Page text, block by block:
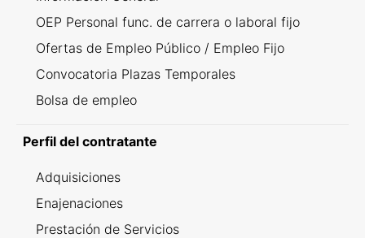
OEP Personal func. de carrera o laboral fijo
Ofertas de Empleo Público / Empleo Fijo
Convocatoria Plazas Temporales
Bolsa de empleo
Perfil del contratante
Adquisiciones
Enajenaciones
Prestación de Servicios